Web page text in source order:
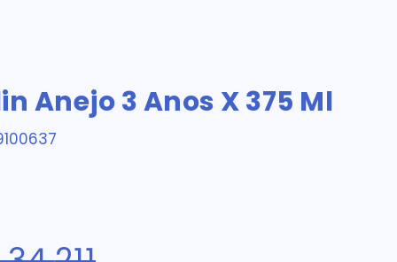
Anejo 3 Anos X 375 Ml